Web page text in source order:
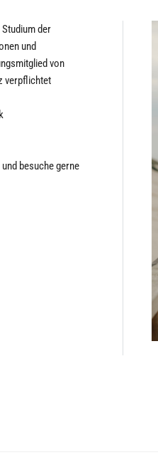
der
und
von
verpflichtet
besuche gerne